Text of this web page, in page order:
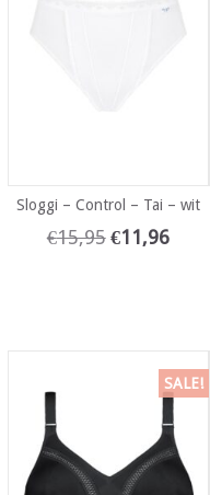
Sloggi – Control – Tai – wit
€15,95 €11,96
SALE!